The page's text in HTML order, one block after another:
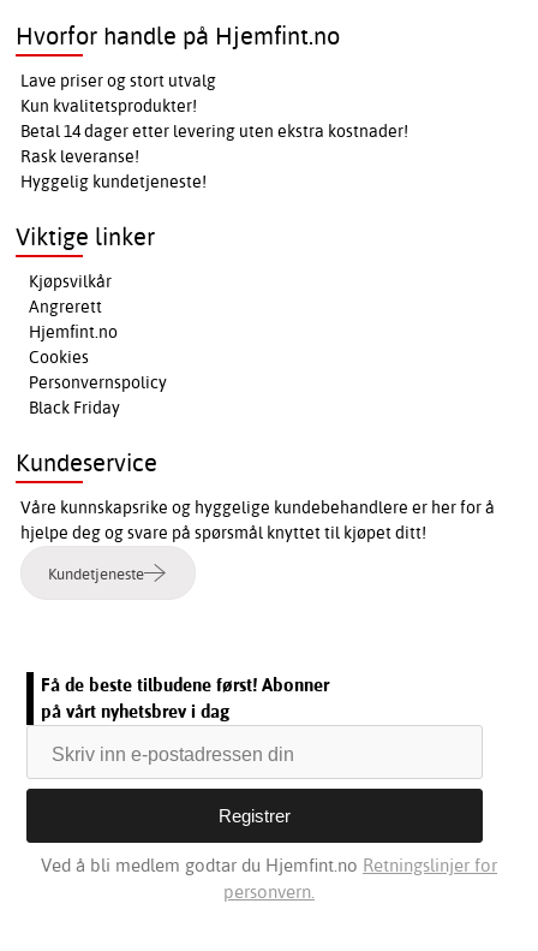
Hvorfor handle på Hjemfint.no
Lave priser og stort utvalg
Kun kvalitetsprodukter!
Betal 14 dager etter levering uten ekstra kostnader!
Rask leveranse!
Hyggelig kundetjeneste!
Viktige linker
Kjøpsvilkår
Angrerett
Hjemfint.no
Cookies
Personvernspolicy
Black Friday
Kundeservice
Våre kunnskapsrike og hyggelige kundebehandlere er her for å
hjelpe deg og svare på spørsmål knyttet til kjøpet ditt!
Kundetjeneste
Få de beste tilbudene først! Abonner
på vårt nyhetsbrev i dag
Ved å bli medlem godtar du Hjemfint.no Retningslinjer for
personvern.